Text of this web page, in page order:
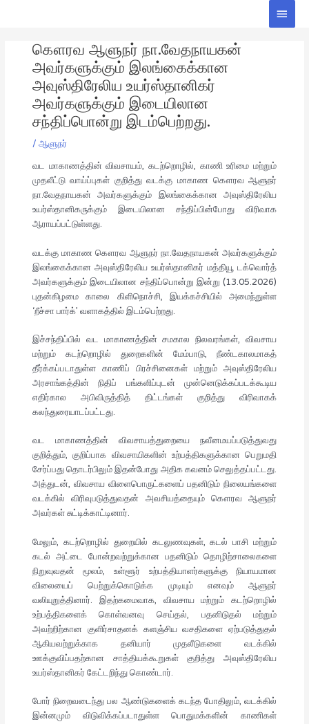
Main
கௌரவ ஆளுநர் நா.வேதநாயகன்
அவர்களுக்கும் இலங்கைக்கான
அவுஸ்திரேலிய உயர்ஸ்தானிகர்
அவர்களுக்கும் இடையிலான
சந்திப்பொன்று இடம்பெற்றது.
/ ஆளுநர்
வட மாகாணத்தின் விவசாயம், கடற்றொழில், காணி உரிமை மற்றும்
முதலீட்டு வாய்ப்புகள் குறித்து வடக்கு மாகாண கௌரவ ஆளுநர்
நா.வேதநாயகன் அவர்களுக்கும் இலங்கைக்கான அவுஸ்திரேலிய
உயர்ஸ்தானிகருக்கும் இடையிலான சந்திப்பின்போது விரிவாக
ஆராயப்பட்டுள்ளது.
வடக்கு மாகாண கௌரவ ஆளுநர் நா.வேதநாயகன் அவர்களுக்கும்
இலங்கைக்கான அவுஸ்திரேலிய உயர்ஸ்தானிகர் மத்தியூ டக்வொர்த்
அவர்களுக்கும் இடையிலான சந்திப்பொன்று இன்று (13.05.2026)
புதன்கிழமை காலை கிளிநொச்சி, இயக்கச்சியில் அமைந்துள்ள
‘றீச்சா பார்க்’ வளாகத்தில் இடம்பெற்றது.
இச்சந்திப்பில் வட மாகாணத்தின் சமகால நிலவரங்கள், விவசாய
மற்றும் கடற்றொழில் துறைகளின் மேம்பாடு, நீண்டகாலமாகத்
தீர்க்கப்படாதுள்ள காணிப் பிரச்சினைகள் மற்றும் அவுஸ்திரேலிய
அரசாங்கத்தின் நிதிப் பங்களிப்புடன் முன்னெடுக்கப்படக்கூடிய
எதிர்கால அபிவிருத்தித் திட்டங்கள் குறித்து விரிவாகக்
கலந்துரையாடப்பட்டது.
வட மாகாணத்தின் விவசாயத்துறையை நவீனமயப்படுத்துவது
குறித்தும், குறிப்பாக விவசாயிகளின் உற்பத்திகளுக்கான பெறுமதி
சேர்ப்பது தொடர்பிலும் இதன்போது அதிக கவனம் செலுத்தப்பட்டது.
அத்துடன், விவசாய விளைபொருட்களைப் பதனிடும் நிலையங்களை
வடக்கில் விரிவுபடுத்துவதன் அவசியத்தையும் கௌரவ ஆளுநர்
அவர்கள் சுட்டிக்காட்டினார்.
மேலும், கடற்றொழில் துறையில் கடலுணவுகள், கடல் பாசி மற்றும்
கடல் அட்டை போன்றவற்றுக்கான பதனிடும் தொழிற்சாலைகளை
நிறுவுவதன் மூலம், உள்ளூர் உற்பத்தியாளர்களுக்கு நியாயமான
விலையைப் பெற்றுக்கொடுக்க முடியும் எனவும் ஆளுநர்
வலியுறுத்தினார். இதற்கமைவாக, விவசாய மற்றும் கடற்றொழில்
உற்பத்திகளைக் கொள்வனவு செய்தல், பதனிடுதல் மற்றும்
அவற்றிற்கான குளிர்சாதனக் களஞ்சிய வசதிகளை ஏற்படுத்துதல்
ஆகியவற்றுக்காக தனியார் முதலீடுகளை வடக்கில்
ஊக்குவிப்பதற்கான சாத்தியக்கூறுகள் குறித்து அவுஸ்திரேலிய
உயர்ஸ்தானிகர் கேட்டறிந்து கொண்டார்.
போர் நிறைவடைந்து பல ஆண்டுகளைக் கடந்த போதிலும், வடக்கில்
இன்னமும் விடுவிக்கப்படாதுள்ள பொதுமக்களின் காணிகள்
navigation